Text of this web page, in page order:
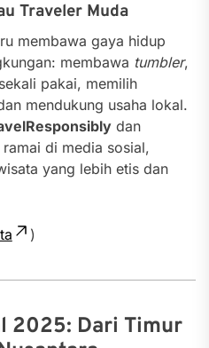
Traveler Muda
membawa gaya hidup
membawa tumbler,
pakai, memilih
mendukung usaha lokal.
dan
ramai di media sosial,
yang lebih etis dan
)
2025: Dari Timur